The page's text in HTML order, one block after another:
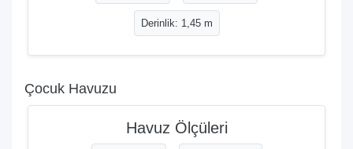
Derinlik: 1,45 m
Çocuk Havuzu
Havuz Ölçüleri